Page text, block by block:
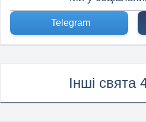
Telegram
Інші свята